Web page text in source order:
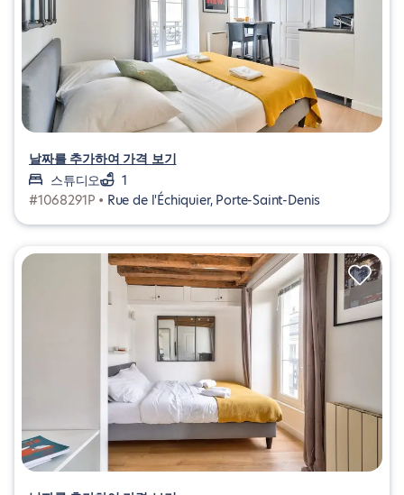
날짜를 추가하여 가격 보기
스튜디오
1
#1068291P • Rue de l'Échiquier, Porte-Saint-Denis